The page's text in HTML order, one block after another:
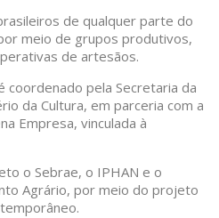
de qualquer parte do
meio de grupos produtivos,
de artesãos.
coordenado pela Secretaria da
da Cultura, em parceria com a
Empresa, vinculada à
o Sebrae, o IPHAN e o
Agrário, por meio do projeto